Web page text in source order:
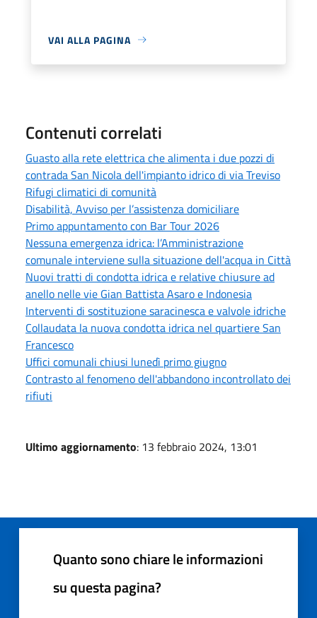
VAI ALLA PAGINA
Contenuti correlati
Guasto alla rete elettrica che alimenta i due pozzi di
contrada San Nicola dell'impianto idrico di via Treviso
Rifugi climatici di comunità
Disabilità, Avviso per l’assistenza domiciliare
Primo appuntamento con Bar Tour 2026
Nessuna emergenza idrica: l’Amministrazione
comunale interviene sulla situazione dell'acqua in Città
Nuovi tratti di condotta idrica e relative chiusure ad
anello nelle vie Gian Battista Asaro e Indonesia
Interventi di sostituzione saracinesca e valvole idriche
Collaudata la nuova condotta idrica nel quartiere San
Francesco
Uffici comunali chiusi lunedì primo giugno
Contrasto al fenomeno dell'abbandono incontrollato dei
rifiuti
Ultimo aggiornamento: 13 febbraio 2024, 13:01
Quanto sono chiare le informazioni
su questa pagina?